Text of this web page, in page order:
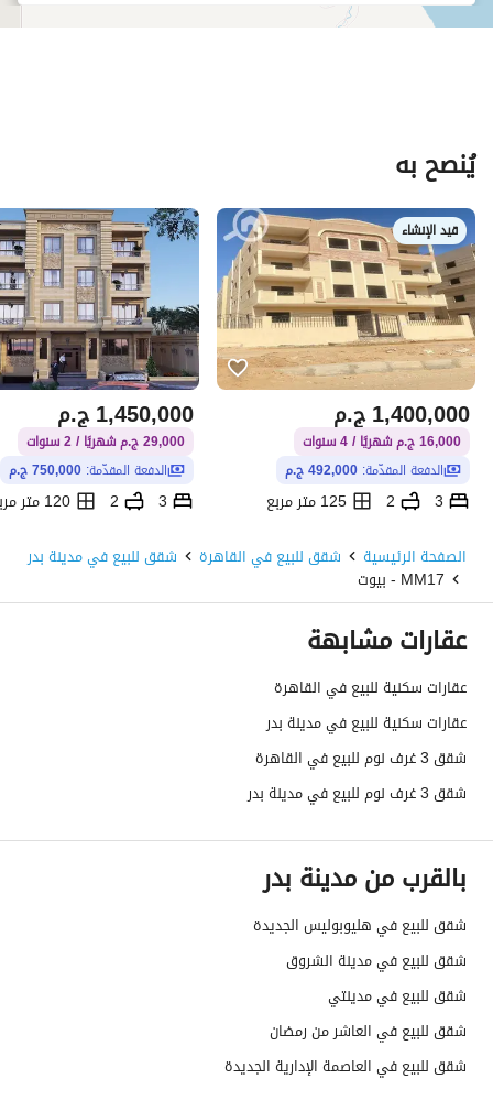
يُنصح به
قيد الإنشاء
ج.م1,400,000
16,000 ج.م شهريًا / 4 سنوات
الدفعة المقدّمة: 492,000 ج.م
3
2
125 متر مربع
ج.م1,450,000
29,000 ج.م شهريًا / 2 سنوات
الدفعة المقدّمة: 750,000 ج.م
3
2
120 متر مربع
الصفحة الرئيسية
شقق للبيع في القاهرة شقق للبيع في مدينة بدر
MM17 - بيوت
عقارات مشابهة
عقارات سكنية للبيع في القاهرة
عقارات سكنية للبيع في مدينة بدر
شقق 3 غرف نوم للبيع في القاهرة
شقق 3 غرف نوم للبيع في مدينة بدر
بالقرب من مدينة بدر
شقق للبيع في هليوبوليس الجديدة
شقق للبيع في مدينة الشروق
شقق للبيع في مدينتي
شقق للبيع في العاشر من رمضان
شقق للبيع في العاصمة الإدارية الجديدة